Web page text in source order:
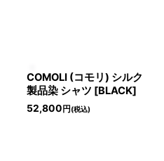
COMOLI (コモリ) シルク
製品染 シャツ [BLACK]
52,800 円 (税込)